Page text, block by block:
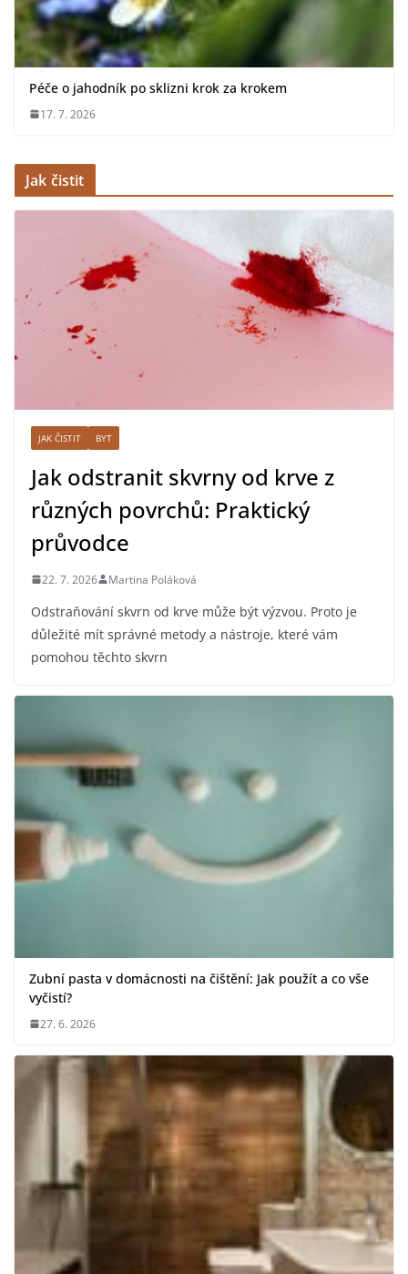
Péče o jahodník po sklizni krok za krokem
17. 7. 2026
Jak čistit
JAK ČISTIT BYT
Jak odstranit skvrny od krve z
různých povrchů: Praktický
průvodce
22. 7. 2026 Martina Poláková
Odstraňování skvrn od krve může být výzvou. Proto je
důležité mít správné metody a nástroje, které vám
pomohou těchto skvrn
Zubní pasta v domácnosti na čištění: Jak použít a co vše
vyčistí?
27. 6. 2026